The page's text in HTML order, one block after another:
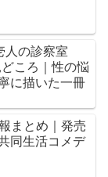
人の診察室
どころ｜性の悩
に描いた一冊
まとめ｜発売
同生活コメデ